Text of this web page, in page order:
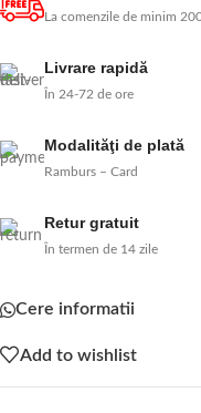
La comenzile de minim
Livrare rapidă
În 24-72 de ore
Modalităţi de plată
Ramburs – Card
Retur gratuit
În termen de 14 zile
Cere informatii
Add to wishlist